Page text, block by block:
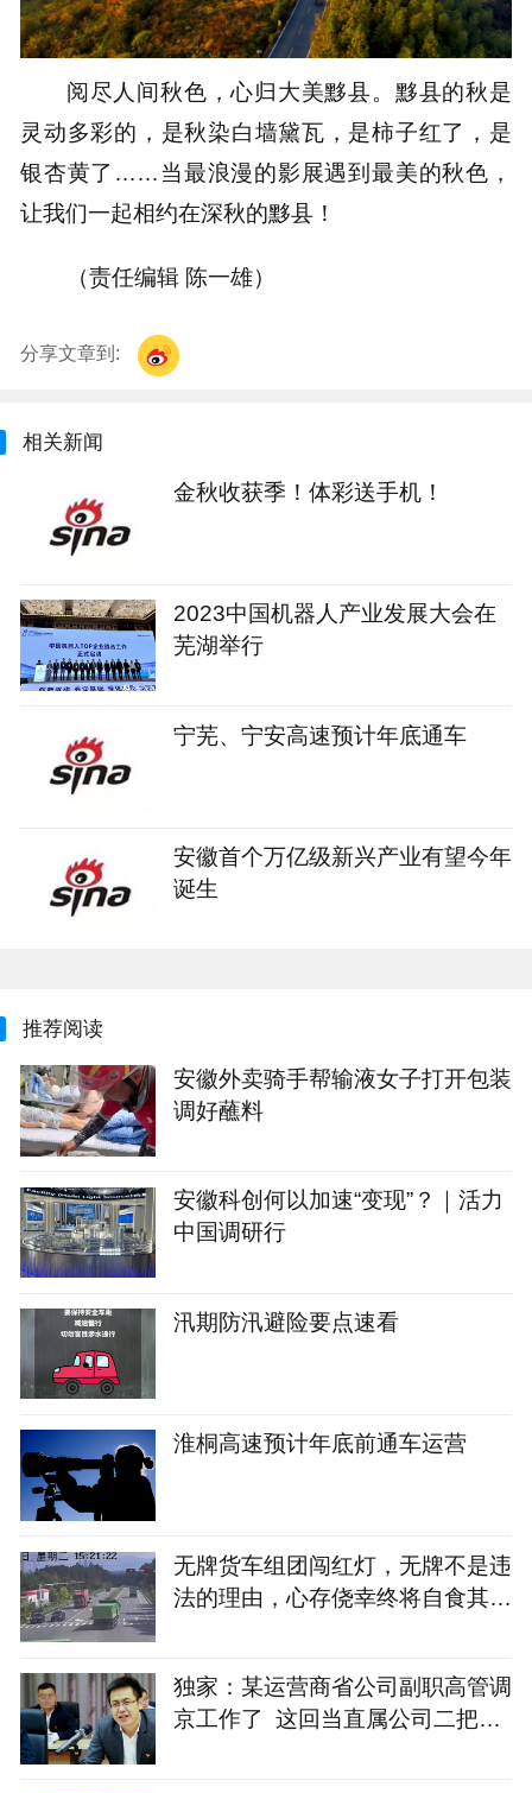
阅尽人间秋色，心归大美黟县。黟县的秋是
灵动多彩的，是秋染白墙黛瓦，是柿子红了，是
银杏黄了……当最浪漫的影展遇到最美的秋色，
让我们一起相约在深秋的黟县！
（责任编辑 陈一雄）
分享文章到:
相关新闻
金秋收获季！体彩送手机！
2023中国机器人产业发展大会在
芜湖举行
宁芜、宁安高速预计年底通车
安徽首个万亿级新兴产业有望今年
诞生
推荐阅读
安徽外卖骑手帮输液女子打开包装
调好蘸料
安徽科创何以加速“变现”？｜活力
中国调研行
汛期防汛避险要点速看
淮桐高速预计年底前通车运营
无牌货车组团闯红灯，无牌不是违
法的理由，心存侥幸终将自食其果
独家：某运营商省公司副职高管调
京工作了 这回当直属公司二把手